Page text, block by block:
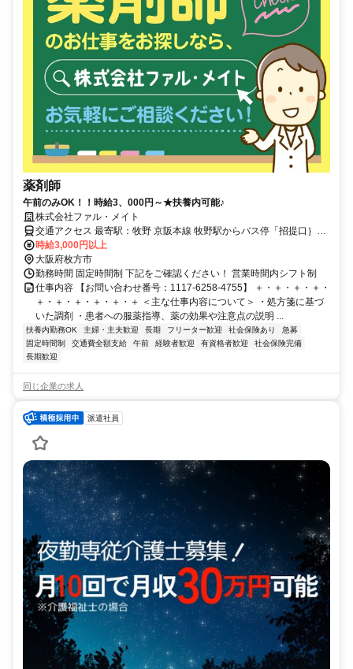
薬剤師
午前のみOK！！時給3、000円～★扶養内可能♪
株式会社ファル・メイト
交通アクセス 最寄駅：牧野 京阪本線 牧野駅からバス停「招提口｝下
車徒歩9分
時給3,000円以上
大阪府枚方市
勤務時間 固定時間制 下記をご確認ください！ 営業時間内シフト制
仕事内容 【お問い合わせ番号：1117-6258-4755】 ＋・＋・＋・＋・
＋・＋・＋・＋・＋・＋ ＜主な仕事内容について＞ ・処方箋に基づ
いた調剤 ・患者への服薬指導、薬の効果や注意点の説明 ...
扶養内勤務OK 主婦・主夫歓迎 長期 フリーター歓迎 社会保険あり
急募
固定時間制
交通費全額支給 午前 経験者歓迎 有資格者歓迎
社会保険完備
長期歓迎
同じ企業の求人
派遣社員